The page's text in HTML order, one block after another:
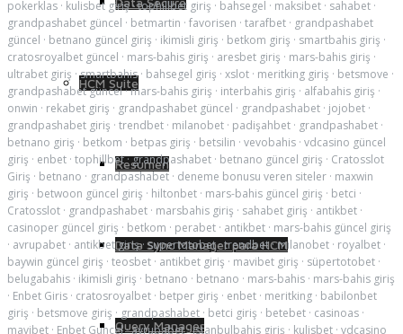
HCM Suite
Resumen
Data Sync Manager para HCM
Query Manager
pokerklas · kulisbet giriş·tophillbet giriş · bahsegel · maksibet · sahabet ·
grandpashabet güncel · betmartin · favorisen · tarafbet · grandpashabet
güncel · betnano güncel giriş · ikimisli giriş · betkom giriş · smartbahis giriş ·
cratosroyalbet güncel · mars-bahis giriş · aresbet giriş · mars-bahis giriş ·
ultrabet giriş ·smartbahis· bahsegel giriş · xslot · meritking giriş · betsmove ·
grandpashabet güncel·mars-bahis giriş · interbahis giriş · alfabahis giriş ·
onwin · rekabet giriş · grandpashabet güncel · grandpashabet · jojobet ·
grandpashabet giriş · trendbet · milanobet · padişahbet · grandpashabet ·
betnano giriş · betkom · betpas giriş · betsilin · vevobahis · vdcasino güncel
giriş · enbet · tophillbet·grandpashabet · betnano güncel giriş · Cratosslot
Giriş · betnano · grandpashabet · deneme bonusu veren siteler · maxwin
giriş · betwoon güncel giriş · hiltonbet · mars-bahis güncel giriş · betci ·
Cratosslot · grandpashabet · marsbahis giriş · sahabet giriş · antikbet ·
casinoper güncel giriş · betkom · perabet · antikbet · mars-bahis güncel giriş
· avrupabet · antikbet giriş·supertotobet·trendbet·milanobet · royalbet ·
baywin güncel giriş · teosbet · antikbet giriş · mavibet giriş · süpertotobet ·
belugabahis · ikimisli giriş · betnano · betnano · mars-bahis · mars-bahis giriş
· Enbet Giris · cratosroyalbet · betper giriş · enbet · meritking · babilonbet
giriş · betsmove giriş · grandpashabet · betci giriş · betebet · casinoas ·
mavibet · Enbet Guncel·avrupabet·istanbulbahis giriş · kulisbet · vdcasino